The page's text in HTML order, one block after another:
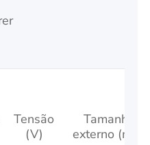
Tensão
(V)
Tamanho
externo (mm)